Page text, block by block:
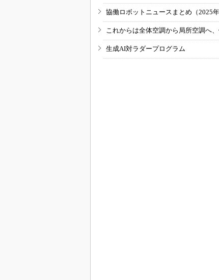
協働ロボットニュースまとめ（2025
これからは全体空調から局所空調へ
生成AI対ラダープログラム